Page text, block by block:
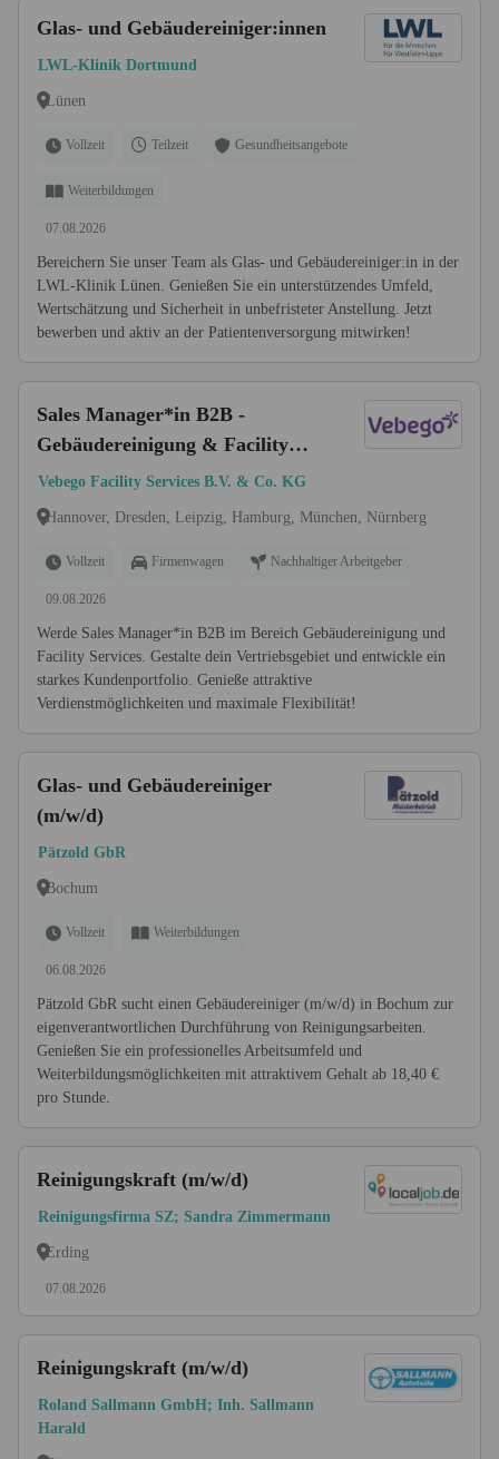
Glas- und Gebäudereiniger:innen
LWL-Klinik Dortmund
Lünen
Vollzeit Teilzeit Gesundheitsangebote
Weiterbildungen
07.08.2026
Bereichern Sie unser Team als Glas- und Gebäudereiniger:in in der
LWL-Klinik Lünen. Genießen Sie ein unterstützendes Umfeld,
Wertschätzung und Sicherheit in unbefristeter Anstellung. Jetzt
bewerben und aktiv an der Patientenversorgung mitwirken!
Sales Manager*in B2B -
Gebäudereinigung & Facility
Services
Vebego Facility Services B.V. & Co. KG
Hannover, Dresden, Leipzig, Hamburg, München, Nürnberg
Vollzeit Firmenwagen Nachhaltiger Arbeitgeber
09.08.2026
Werde Sales Manager*in B2B im Bereich Gebäudereinigung und
Facility Services. Gestalte dein Vertriebsgebiet und entwickle ein
starkes Kundenportfolio. Genieße attraktive
Verdienstmöglichkeiten und maximale Flexibilität!
Glas- und Gebäudereiniger
(m/w/d)
Pätzold GbR
Bochum
Vollzeit Weiterbildungen
06.08.2026
Pätzold GbR sucht einen Gebäudereiniger (m/w/d) in Bochum zur
eigenverantwortlichen Durchführung von Reinigungsarbeiten.
Genießen Sie ein professionelles Arbeitsumfeld und
Weiterbildungsmöglichkeiten mit attraktivem Gehalt ab 18,40 €
pro Stunde.
Reinigungskraft (m/w/d)
Reinigungsfirma SZ; Sandra Zimmermann
Erding
07.08.2026
Reinigungskraft (m/w/d)
Roland Sallmann GmbH; Inh. Sallmann
Harald